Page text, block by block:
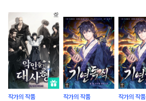
작가의 작품 작가의 작품 작가의 작품